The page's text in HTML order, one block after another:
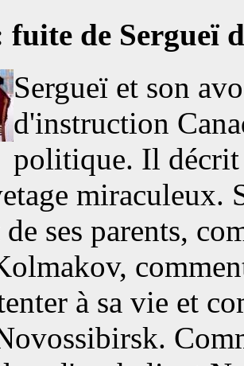
fuite de Sergueï
Sergueï et son
d'instruction
politique. Il décrit
miraculeux.
ses parents,
à sa vie et